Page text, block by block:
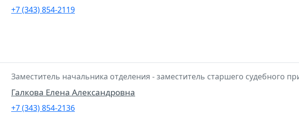
+7 (343) 854-2119
Заместитель начальника отделения - заместитель старшего судебного
Галкова Елена Александровна
+7 (343) 854-2136